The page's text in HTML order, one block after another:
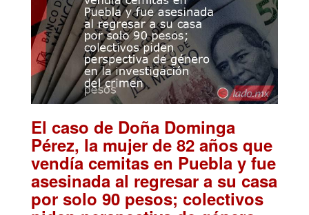
El caso de Doña Dominga
Pérez, la mujer de 82 años que
vendía cemitas en Puebla y fue
asesinada al regresar a su casa
por solo 90 pesos; colectivos